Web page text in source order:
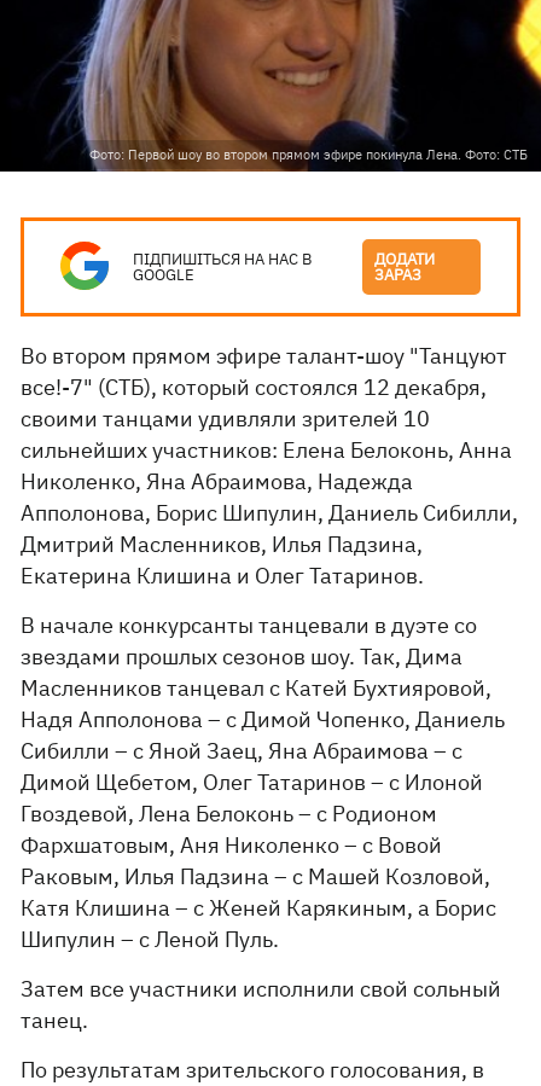
Фото: Первой шоу во втором прямом эфире покинула Лена. Фото: СТБ
ПІДПИШІТЬСЯ НА НАС В
GOOGLE
ДОДАТИ
ЗАРАЗ
Во втором прямом эфире талант-шоу "Танцуют
все!-7" (СТБ), который состоялся 12 декабря,
своими танцами удивляли зрителей 10
сильнейших участников: Елена Белоконь, Анна
Николенко, Яна Абраимова, Надежда
Апполонова, Борис Шипулин, Даниель Сибилли,
Дмитрий Масленников, Илья Падзина,
Екатерина Клишина и Олег Татаринов.
В начале конкурсанты танцевали в дуэте со
звездами прошлых сезонов шоу. Так, Дима
Масленников танцевал с Катей Бухтияровой,
Надя Апполонова – с Димой Чопенко, Даниель
Сибилли – с Яной Заец, Яна Абраимова – с
Димой Щебетом, Олег Татаринов – с Илоной
Гвоздевой, Лена Белоконь – с Родионом
Фархшатовым, Аня Николенко – с Вовой
Раковым, Илья Падзина – с Машей Козловой,
Катя Клишина – с Женей Карякиным, а Борис
Шипулин – с Леной Пуль.
Затем все участники исполнили свой сольный
танец.
По результатам зрительского голосования, в